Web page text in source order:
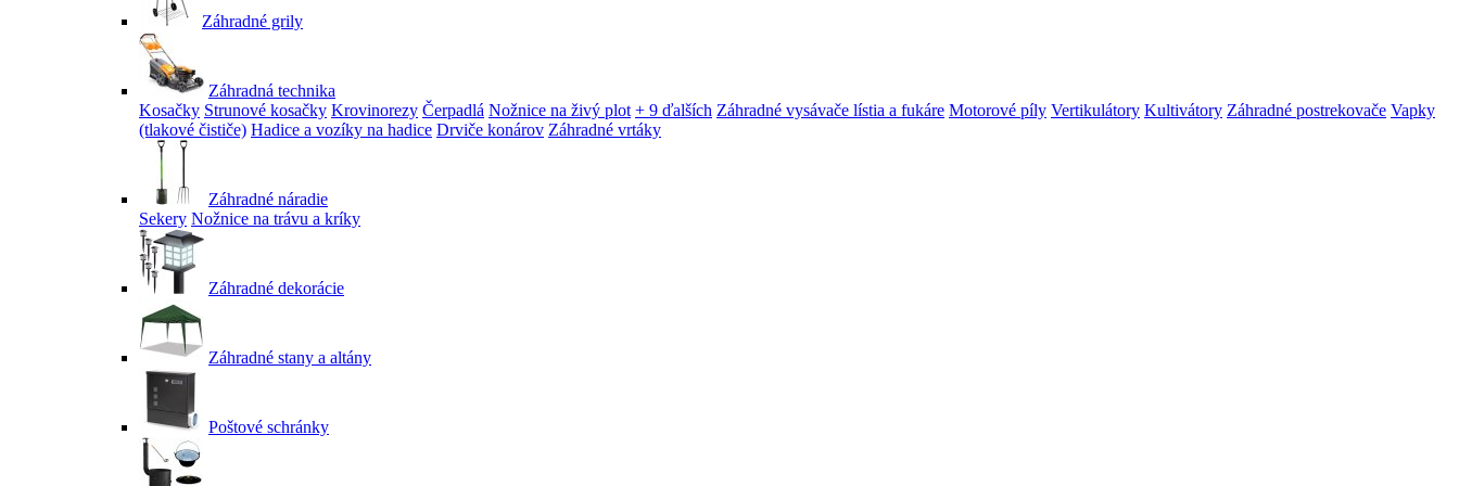
Záhradné grily
Záhradná technika
Kosačky Strunové kosačky Krovinorezy Čerpadlá Nožnice na živý plot + 9 ďalších Záhradné vysávače lístia a fukáre Motorové píly Vertikulátory Kultivátory Záhradné postrekovače Vapky
(tlakové čističe) Hadice a vozíky na hadice Drviče konárov Záhradné vrtáky
Záhradné náradie
Sekery Nožnice na trávu a kríky
Záhradné dekorácie
Záhradné stany a altány
Poštové schránky